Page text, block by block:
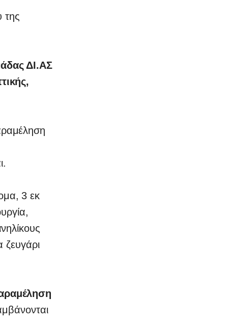
της
ΔΙ.ΑΣ
3 εκ
ζευγάρι